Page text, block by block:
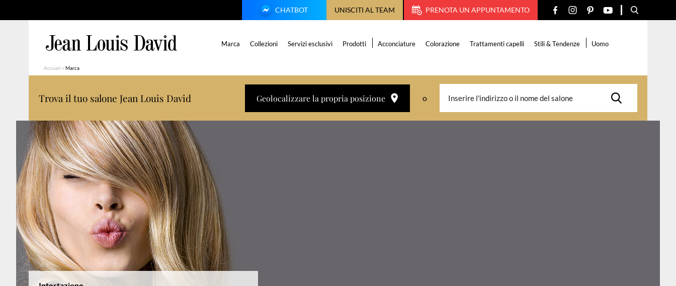
CHATBOT UNISCITI AL TEAM PRENOTA UN APPUNTAMENTO
Marca Collezioni Servizi esclusivi Prodotti Acconciature Colorazione Trattamenti capelli Stili & Tendenze Uomo
Accueil » Marca
Trova il tuo salone Jean Louis David Geolocalizzare la propria posizione o